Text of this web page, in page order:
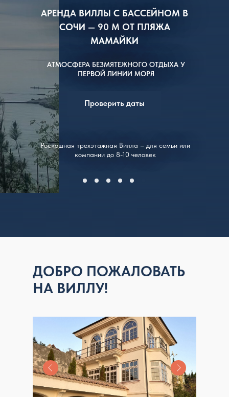
АТМОСФЕРА БЕЗМЯТЕЖНОГО ОТДЫХА У
ПЕРВОЙ ЛИНИИ МОРЯ
Роскошная трехэтажная Вилла – для семьи или
компании до 8-10 человек
Проверить даты
АРЕНДА ВИЛЛЫ С БАССЕЙНОМ В
СОЧИ — 90 М ОТ ПЛЯЖА
МАМАЙКИ
ДОБРО ПОЖАЛОВАТЬ
НА ВИЛЛУ!